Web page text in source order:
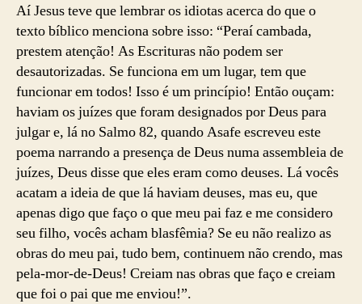
Aí Jesus teve que lembrar os idiotas acerca do que o
texto bíblico menciona sobre isso: “Peraí cambada,
prestem atenção! As Escrituras não podem ser
desautorizadas. Se funciona em um lugar, tem que
funcionar em todos! Isso é um princípio! Então ouçam:
haviam os juízes que foram designados por Deus para
julgar e, lá no Salmo 82, quando Asafe escreveu este
poema narrando a presença de Deus numa assembleia de
juízes, Deus disse que eles eram como deuses. Lá vocês
acatam a ideia de que lá haviam deuses, mas eu, que
apenas digo que faço o que meu pai faz e me considero
seu filho, vocês acham blasfêmia? Se eu não realizo as
obras do meu pai, tudo bem, continuem não crendo, mas
pela-mor-de-Deus! Creiam nas obras que faço e creiam
que foi o pai que me enviou!”.